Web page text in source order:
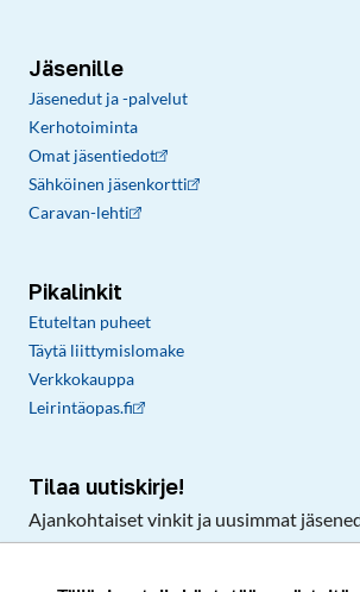
Jäsenille
Jäsenedut ja -palvelut
Kerhotoiminta
Omat jäsentiedot
Sähköinen jäsenkortti
Caravan-lehti
Pikalinkit
Etuteltan puheet
Täytä liittymislomake
Verkkokauppa
Leirintäopas.fi
Tilaa uutiskirje!
Ajankohtaiset vinkit ja uusimmat